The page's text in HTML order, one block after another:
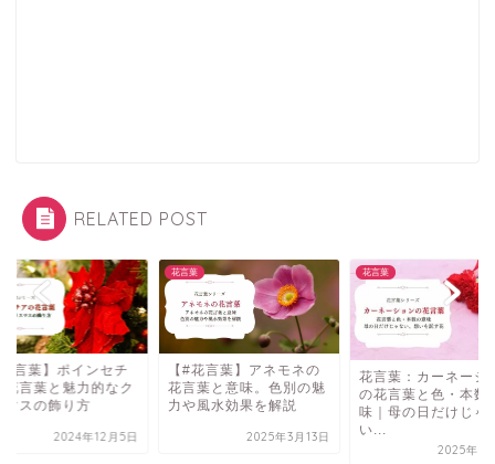
RELATED POST
言葉】ポインセチ
花言葉と魅力的なク
マスの飾り方
2024年12月5日
花言葉
【#花言葉】アネモネの
花言葉と意味。色別の魅
力や風水効果を解説
2025年3月13日
花言葉
花言葉：カーネーシ
の花言葉と色・本数
味｜母の日だけじゃ
い...
2025年5